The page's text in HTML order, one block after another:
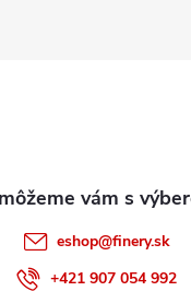
eshop@finery.sk
+421 907 054 992